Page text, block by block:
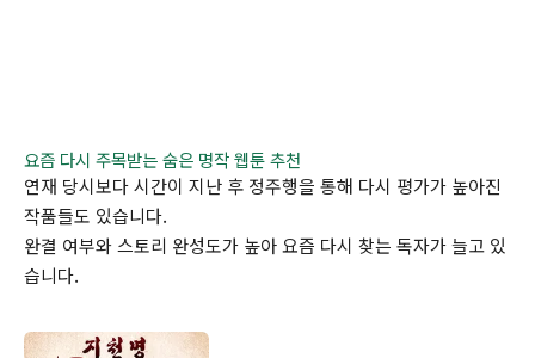
요즘 다시 주목받는 숨은 명작 웹툰 추천
연재 당시보다 시간이 지난 후 정주행을 통해 다시 평가가 높아진
작품들도 있습니다.
완결 여부와 스토리 완성도가 높아 요즘 다시 찾는 독자가 늘고 있
습니다.